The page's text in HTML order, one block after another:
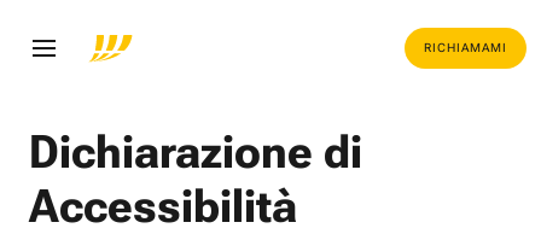
RICHIAMAMI
Dichiarazione di
Accessibilità